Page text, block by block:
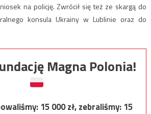
na policję. Zwrócił się też ze skargą do
konsula Ukrainy w Lublinie oraz do
Magna Polonia!
15 000zł, zebraliśmy:15